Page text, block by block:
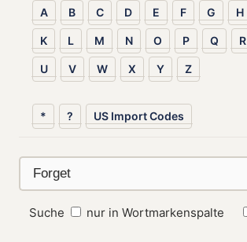
A B C D E F G H
K L M N O P Q R
U V W X Y Z
* ? US Import Codes
Suche nur in Wortmarkenspalte